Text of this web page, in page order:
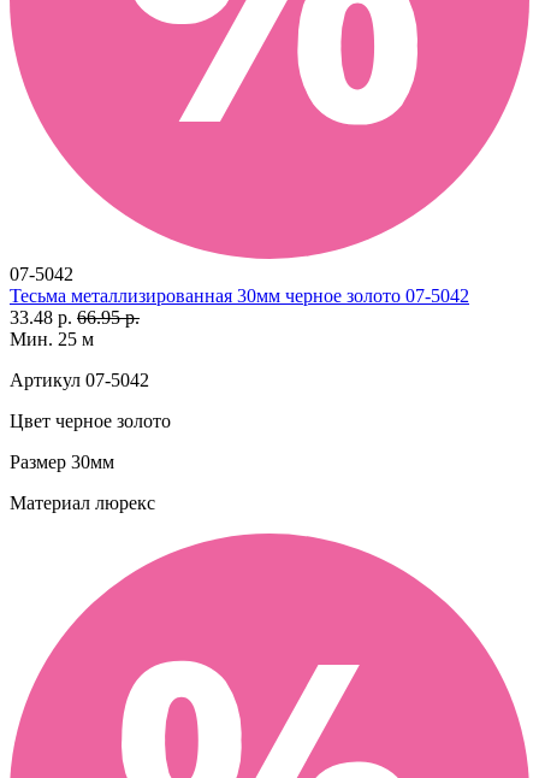
07-5042
Тесьма металлизированная 30мм черное золото 07-5042
33.48 р. 66.95 р.
Мин. 25 м
Артикул 07-5042
Цвет черное золото
Размер 30мм
Материал люрекс